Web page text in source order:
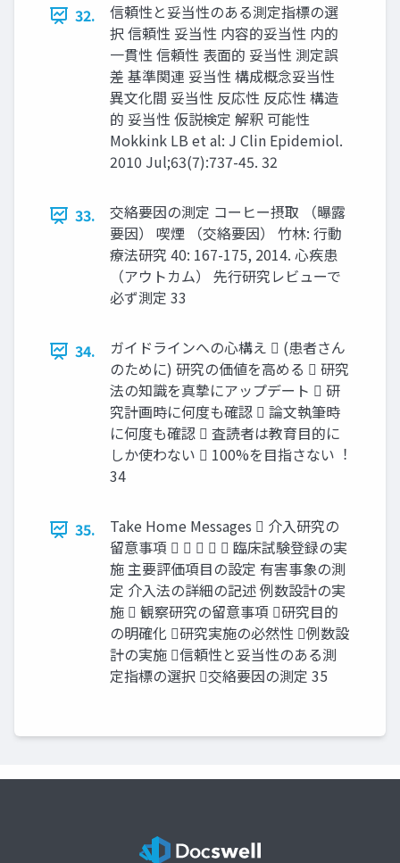
32.
信頼性と妥当性のある測定指標の選
択 信頼性 妥当性 内容的妥当性 内的
一貫性 信頼性 表面的 妥当性 測定誤
差 基準関連 妥当性 構成概念妥当性
異文化間 妥当性 反応性 反応性 構造
的 妥当性 仮説検定 解釈 可能性
Mokkink LB et al: J Clin Epidemiol.
2010 Jul;63(7):737-45. 32
33.
交絡要因の測定 コーヒー摂取 （曝露
要因） 喫煙 （交絡要因） ⽵林: ⾏動
療法研究 40: 167-175, 2014. ⼼疾患
（アウトカム） 先⾏研究レビューで
必ず測定 33
34.
ガイドラインへの⼼構え  (患者さん
のために) 研究の価値を高める  研究
法の知識を真摯にアップデート  研
究計画時に何度も確認  論⽂執筆時
に何度も確認  査読者は教育目的に
しか使わない  100%を目指さない︕
34
35.
Take Home Messages  介入研究の
留意事項      臨床試験登録の実
施 主要評価項目の設定 有害事象の測
定 介入法の詳細の記述 例数設計の実
施  観察研究の留意事項 研究目的
の明確化 研究実施の必然性 例数設
計の実施 信頼性と妥当性のある測
定指標の選択 交絡要因の測定 35